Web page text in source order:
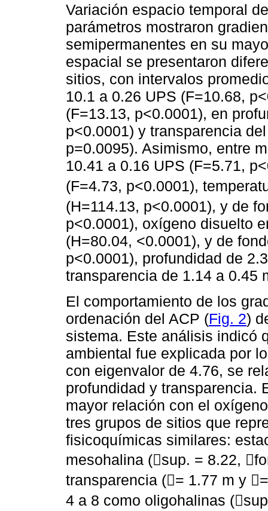
Variación espacio temporal
parámetros mostraron
semipermanentes en su
espacial se presentaron
sitios, con intervalos
10.1 a 0.26 UPS (F=10.68,
(F=13.13, p<0.0001), en
p<0.0001) y transparencia
p=0.0095). Asimismo, entre
10.41 a 0.16 UPS (F=5.71,
(F=4.73, p<0.0001),
(H=114.13, p<0.0001), y de
p<0.0001), oxígeno disuelto
(H=80.04, <0.0001), y de
p<0.0001), profundidad de
transparencia de 1.14 a 0.45
El comportamiento de los
ordenación del ACP (Fig. 2)
sistema. Este análisis indicó
ambiental fue explicada por
con eigenvalor de 4.76, se
profundidad y transparencia.
mayor relación con el
tres grupos de sitios que
fisicoquímicas similares:
mesohalina (sup. = 8.22,
transparencia (= 1.77 m y
4 a 8 como oligohalinas